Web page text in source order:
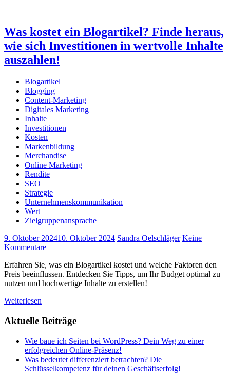
Was kostet ein Blogartikel? Finde heraus,
wie sich Investitionen in wertvolle Inhalte
auszahlen!
Blogartikel
Blogging
Content-Marketing
Digitales Marketing
Inhalte
Investitionen
Kosten
Markenbildung
Merchandise
Online Marketing
Rendite
SEO
Strategie
Unternehmenskommunikation
Wert
Zielgruppenansprache
9. Oktober 202410. Oktober 2024 Sandra Oelschläger Keine
Kommentare
Erfahren Sie, was ein Blogartikel kostet und welche Faktoren den
Preis beeinflussen. Entdecken Sie Tipps, um Ihr Budget optimal zu
nutzen und hochwertige Inhalte zu erstellen!
Weiterlesen
Aktuelle Beiträge
Wie baue ich Seiten bei WordPress? Dein Weg zu einer
erfolgreichen Online-Präsenz!
Was bedeutet differenziert betrachten? Die
Schlüsselkompetenz für deinen Geschäftserfolg!